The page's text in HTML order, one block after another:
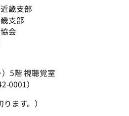
畿支部
支部
会
5階 視聴覚室
）
ます。）